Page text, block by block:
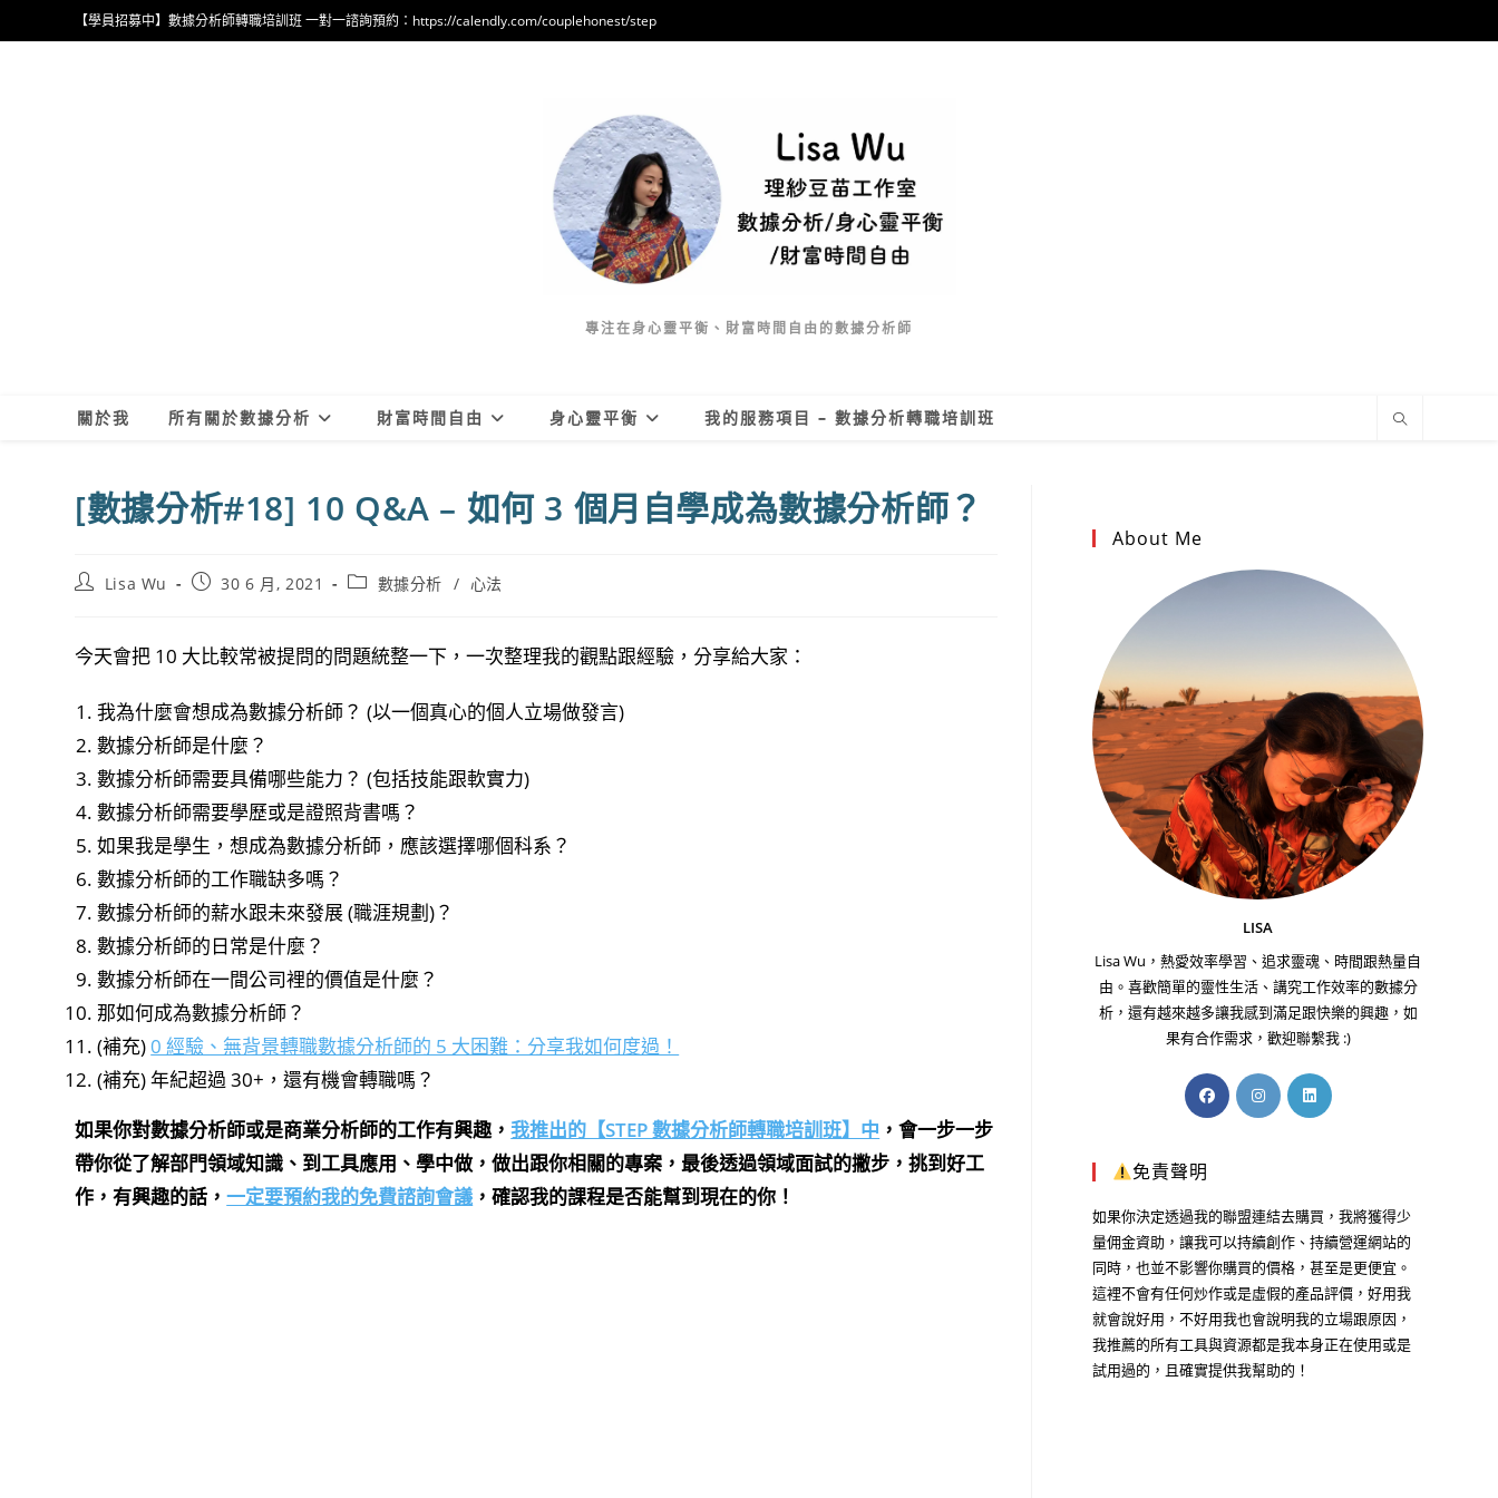
to
【學員招募中】數據分析師轉職培訓班 一對一諮詢預約：https://calendly.com/couplehonest/step
專注在身心靈平衡、財富時間自由的數據分析師
關於我 所有關於數據分析 財富時間自由 身心靈平衡 我的服務項目 – 數據分析轉職培訓班
[數據分析#18] 10 Q&A – 如何 3 個月自學成為數據分析師？
PostLisa Wu
Post30 6 月, 2021
Post數據分析 / 心法
今天會把 10 大比較常被提問的問題統整一下，一次整理我的觀點跟經驗，分享給大家：
我為什麼會想成為數據分析師？ (以一個真心的個人立場做發言)
數據分析師是什麼？
數據分析師需要具備哪些能力？ (包括技能跟軟實力)
數據分析師需要學歷或是證照背書嗎？
如果我是學生，想成為數據分析師，應該選擇哪個科系？
數據分析師的工作職缺多嗎？
數據分析師的薪水跟未來發展 (職涯規劃)？
數據分析師的日常是什麼？
數據分析師在一間公司裡的價值是什麼？
那如何成為數據分析師？
(補充)0 經驗、無背景轉職數據分析師的 5 大困難：分享我如何度過！
(補充) 年紀超過 30+，還有機會轉職嗎？
如果你對數據分析師或是商業分析師的工作有興趣，我推出的【STEP 數據分析師轉職培訓班】中 ，會一步一步
帶你從了解部門領域知識、到工具應用、學中做，做出跟你相關的專案，最後透過領域面試的撇步，挑到好工
作，有興趣的話，一定要預約我的免費諮詢會議 ，確認我的課程是否能幫到現在的你！
About Me
LISA
Lisa Wu，熱愛效率學習、追求靈魂、時間跟熱量自
由。喜歡簡單的靈性生活、講究工作效率的數據分
析，還有越來越多讓我感到滿足跟快樂的興趣，如
果有合作需求，歡迎聯繫我 :)
免責聲明
如果你決定透過我的聯盟連結去購買，我將獲得少
量佣金資助，讓我可以持續創作、持續營運網站的
同時，也並不影響你購買的價格，甚至是更便宜。
這裡不會有任何炒作或是虛假的產品評價，好用我
就會說好用，不好用我也會說明我的立場跟原因，
我推薦的所有工具與資源都是我本身正在使用或是
試用過的，且確實提供我幫助的！